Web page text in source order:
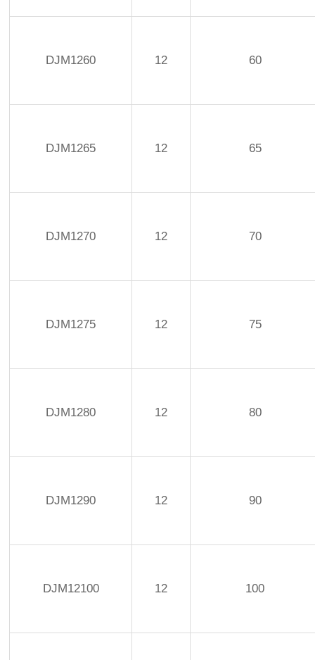
DJM1260 12 60
DJM1265 12 65
DJM1270 12 70
DJM1275 12 75
DJM1280 12 80
DJM1290 12 90
DJM12100 12 100